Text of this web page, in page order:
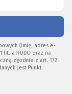
(imię, adres e-
lit. a RODO oraz na
zgodnie z art. 172
jest Punkt